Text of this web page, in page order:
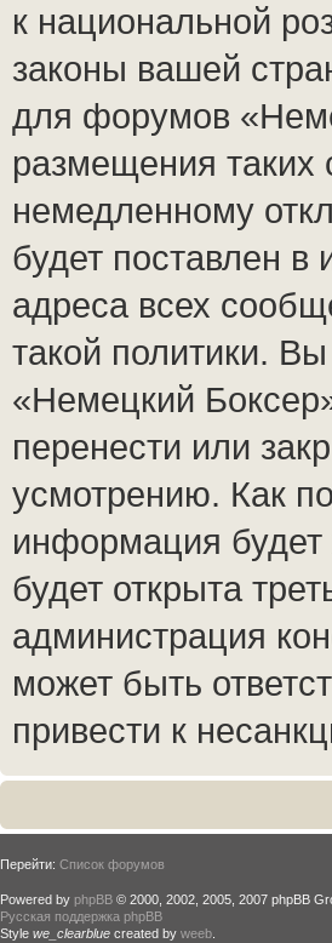
к национальной
законы вашей
для форумов
размещения таких
немедленному
будет поставлен
адреса всех
такой политики.
«Немецкий
перенести или
усмотрению. Как
информация будет
будет открыта
администрация
может быть
привести к
Перейти: Список форумов
Powered by phpBB © 2000, 2002, 2005, 2007 phpBB
Русская поддержка phpBB
Style we_clearblue created by weeb